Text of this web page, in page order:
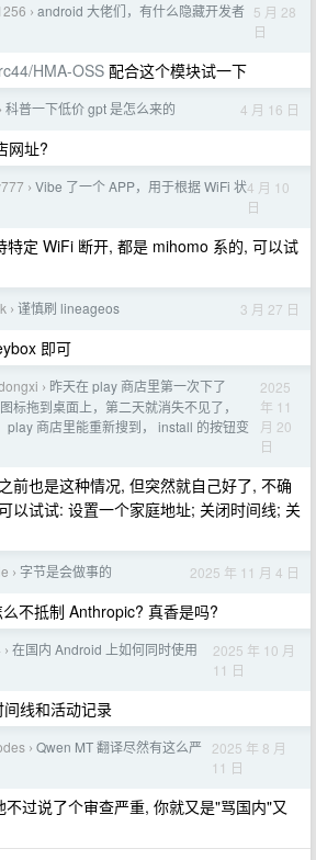
› android 大佬们，有什么隐藏开发者 5 月 28
日
HMA-OSS 配合这个模块试一下
› 科普一下低价 gpt 是怎么来的 4 月 16 日
网址?
› Vibe 了一个 APP，用于根据 WiFi 状4 月 10
日
特定 WiFi 断开, 都是 mihomo 系的, 可以试
› 谨慎刷 lineageos 3 月 27 日
即可
› 昨天在 play 商店里第一次下了
标拖到桌面上，第二天就消失不见了，
play 商店里能重新搜到， install 的按钮变
2025
年 11
月 20
日
前也是这种情况, 但突然就自己好了, 不确
以试试: 设置一个家庭地址; 关闭时间线; 关
› 字节是会做事的 2025 年 11 月 4 日
不抵制 Anthropic? 真香是吗?
› 在国内 Android 上如何同时使用
2025 年 10 月
11 日
线和活动记录
› Qwen MT 翻译尽然有这么严
2025 年 8 月
11 日
不过说了个审查严重, 你就又是"骂国内"又